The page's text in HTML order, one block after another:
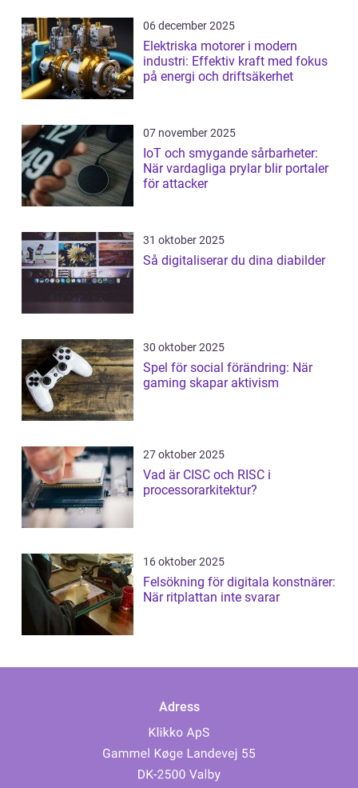
06 december 2025
Elektriska motorer i modern
industri: Effektiv kraft med fokus
på energi och driftsäkerhet
07 november 2025
IoT och smygande sårbarheter:
När vardagliga prylar blir portaler
för attacker
31 oktober 2025
Så digitaliserar du dina diabilder
30 oktober 2025
Spel för social förändring: När
gaming skapar aktivism
27 oktober 2025
Vad är CISC och RISC i
processorarkitektur?
16 oktober 2025
Felsökning för digitala konstnärer:
När ritplattan inte svarar
Adress